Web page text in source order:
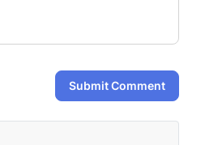
Submit Comment